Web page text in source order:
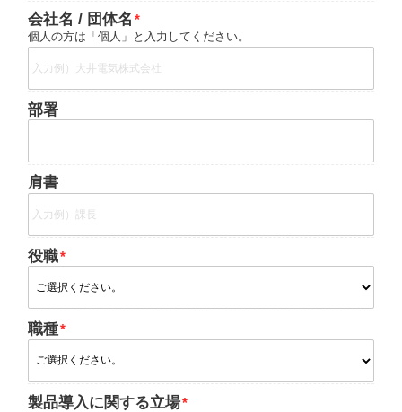
会社名 / 団体名
個人の方は「個人」と入力してください。
部署
肩書
役職
職種
製品導入に関する立場